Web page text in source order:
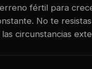
fértil para
No te
circunstancias